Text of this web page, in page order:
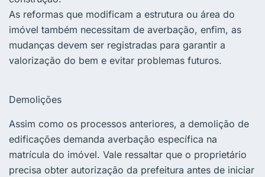
As reformas que modificam a estrutura ou área do
imóvel também necessitam de averbação, enfim, as
mudanças devem ser registradas para garantir a
valorização do bem e evitar problemas futuros.
Demolições
Assim como os processos anteriores, a demolição de
edificações demanda averbação específica na
matrícula do imóvel. Vale ressaltar que o proprietário
precisa obter autorização da prefeitura antes de iniciar